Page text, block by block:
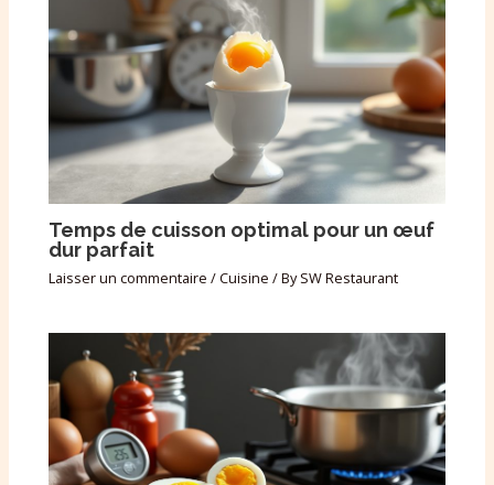
Temps de cuisson optimal pour un œuf
dur parfait
Laisser un commentaire /Cuisine / BySW Restaurant